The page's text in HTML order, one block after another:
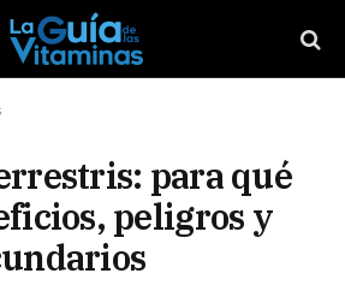
para qué
peligros y